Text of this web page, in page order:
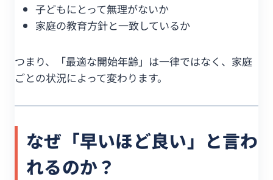
子どもにとって無理がないか
家庭の教育方針と一致しているか
つまり、「最適な開始年齢」は一律ではなく、家庭
ごとの状況によって変わります。
なぜ「早いほど良い」と言わ
れるのか？